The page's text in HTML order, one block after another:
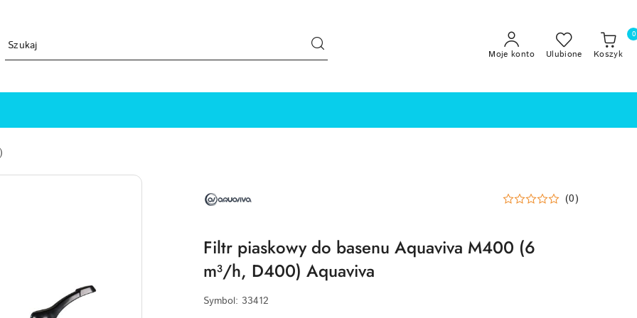
Moje konto Ulubione Koszyk
0
AQUAVIVA (0)
Filtr piaskowy do basenu Aquaviva M400 (6
m³/h, D400) Aquaviva
Symbol: 33412